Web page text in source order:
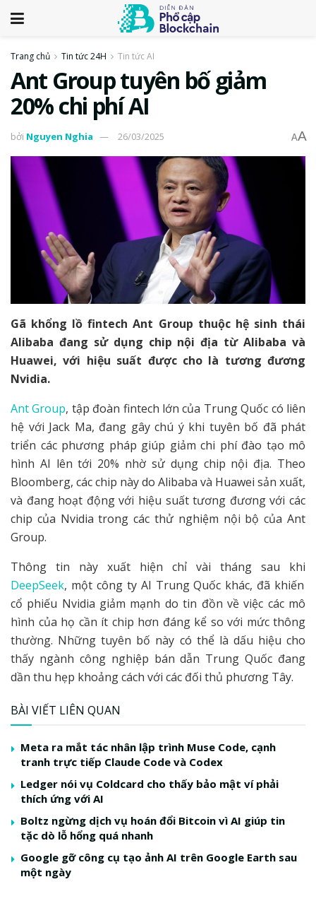
Trang chủ Tin tức 24H Tin tức AI
Ant Group tuyên bố giảm
20% chi phí AI
bởi Nguyen Nghia 26/03/2025 AA
Gã khổng lồ fintech Ant Group thuộc hệ sinh thái
Alibaba đang sử dụng chip nội địa từ Alibaba và
Huawei, với hiệu suất được cho là tương đương
Nvidia.
Ant Group, tập đoàn fintech lớn của Trung Quốc có liên
hệ với Jack Ma, đang gây chú ý khi tuyên bố đã phát
triển các phương pháp giúp giảm chi phí đào tạo mô
hình AI lên tới 20% nhờ sử dụng chip nội địa. Theo
Bloomberg, các chip này do Alibaba và Huawei sản xuất,
và đang hoạt động với hiệu suất tương đương với các
chip của Nvidia trong các thử nghiệm nội bộ của Ant
Group.
Thông tin này xuất hiện chỉ vài tháng sau khi
DeepSeek, một công ty AI Trung Quốc khác, đã khiến
cổ phiếu Nvidia giảm mạnh do tin đồn về việc các mô
hình của họ cần ít chip hơn đáng kể so với mức thông
thường. Những tuyên bố này có thể là dấu hiệu cho
thấy ngành công nghiệp bán dẫn Trung Quốc đang
dần thu hẹp khoảng cách với các đối thủ phương Tây.
BÀI VIẾT LIÊN QUAN
Meta ra mắt tác nhân lập trình Muse Code, cạnh
tranh trực tiếp Claude Code và Codex
Ledger nói vụ Coldcard cho thấy bảo mật ví phải
thích ứng với AI
Boltz ngừng dịch vụ hoán đổi Bitcoin vì AI giúp tin
tặc dò lỗ hổng quá nhanh
Google gỡ công cụ tạo ảnh AI trên Google Earth sau
một ngày